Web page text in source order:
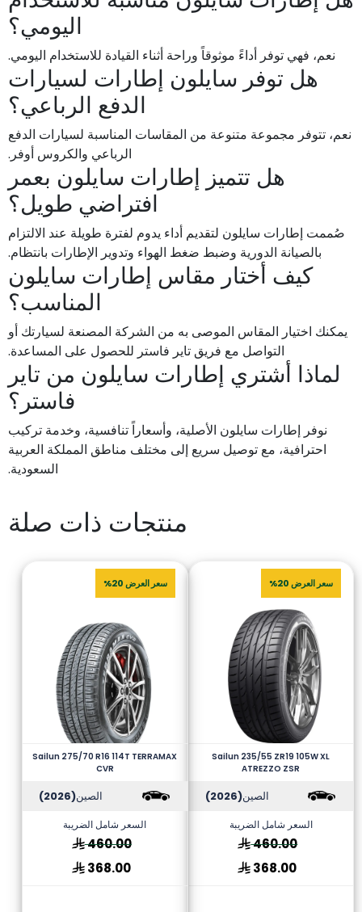
اليومي؟
نعم، فهي توفر أداءً موثوقاً وراحة أثناء القيادة للاستخدام اليومي.
هل توفر سايلون إطارات لسيارات
الدفع الرباعي؟
نعم، تتوفر مجموعة متنوعة من المقاسات المناسبة لسيارات الدفع
الرباعي والكروس أوفر.
هل تتميز إطارات سايلون بعمر
افتراضي طويل؟
صُممت إطارات سايلون لتقديم أداء يدوم لفترة طويلة عند الالتزام
بالصيانة الدورية وضبط ضغط الهواء وتدوير الإطارات بانتظام.
كيف أختار مقاس إطارات سايلون
المناسب؟
يمكنك اختيار المقاس الموصى به من الشركة المصنعة لسيارتك أو
التواصل مع فريق تاير فاستر للحصول على المساعدة.
لماذا أشتري إطارات سايلون من تاير
فاستر؟
نوفر إطارات سايلون الأصلية، وأسعاراً تنافسية، وخدمة تركيب
احترافية، مع توصيل سريع إلى مختلف مناطق المملكة العربية
السعودية.
منتجات ذات صلة
سعر العرض 20%
Sailun 235/55 ZR19 105W XL
ATREZZO ZSR
الصين(2026)
السعر شامل الضريبة
460.00
368.00
سعر العرض 20%
Sailun 275/70 R16 114T TERRAMAX
CVR
الصين(2026)
السعر شامل الضريبة
460.00
368.00